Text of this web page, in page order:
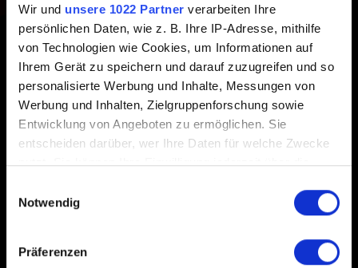
Wir und unsere 1022 Partner verarbeiten Ihre
persönlichen Daten, wie z. B. Ihre IP-Adresse, mithilfe
von Technologien wie Cookies, um Informationen auf
Ihrem Gerät zu speichern und darauf zuzugreifen und so
personalisierte Werbung und Inhalte, Messungen von
Werbung und Inhalten, Zielgruppenforschung sowie
Entwicklung von Angeboten zu ermöglichen. Sie
entscheiden darüber, wer Ihre Daten für welche Zwecke
nutzt. Sie können Ihre Einwilligung jederzeit über die
Trigger Symbol ändern oder widerrufen
Informationen über Ihre geografische Lage
Notwendig
Präferenzen
Erstellt vor 1 Jahr Aktualisiert vor 1 Jahr
Jedes CD PROJEKT RED-Konto kann mit mehreren
Plattformkonten verknüpft werden, allerdings ist nur ein
Konto pro Plattform zulässig (z. B. eins für Steam, eins für
Xbox, eins für PlayStation etc.).